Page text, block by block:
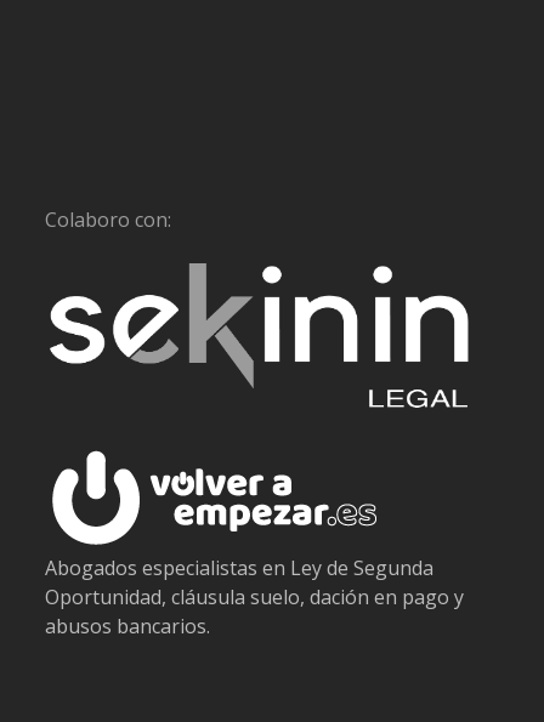
Colaboro con:
Abogados especialistas en Ley de Segunda
Oportunidad, cláusula suelo, dación en pago y
abusos bancarios.